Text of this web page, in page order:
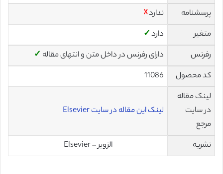
پرسشنامه ندارد☓
متغیر
دارد✓
رفرنس
دارای رفرنس در داخل متن و انتهای مقاله ✓
کد محصول
11086
لینک مقاله
در سایت
مرجع
لینک این مقاله در سایت Elsevier
نشریه الزویر – Elsevier